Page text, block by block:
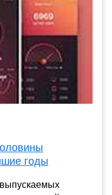
годы
выпускаемых